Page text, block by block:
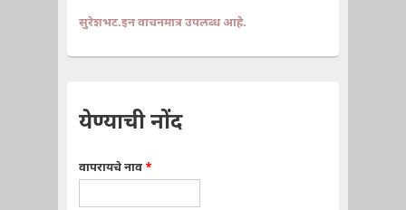
सुरेशभट.इन वाचनमात्र उपलब्ध आहे.
येण्याची नोंद
वापरायचे नाव *